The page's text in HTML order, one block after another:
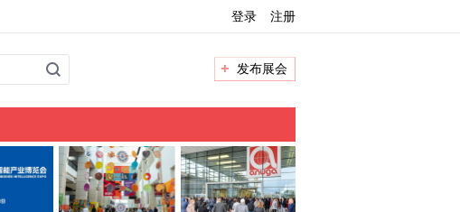
登录 注册
发布展会